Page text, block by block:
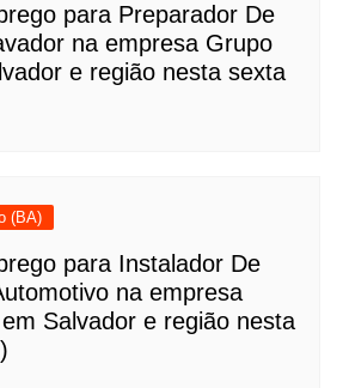
para Preparador De
na empresa Grupo
e região nesta sexta
(BA)
para Instalador De
na empresa
Salvador e região nesta